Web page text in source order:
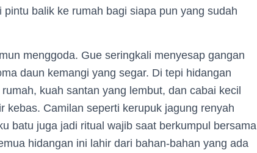
pintu balik ke rumah bagi siapa pun yang sudah
menggoda. Gue seringkali menyesap gangan
daun kemangi yang segar. Di tepi hidangan
kuah santan yang lembut, dan cabai kecil
kebas. Camilan seperti kerupuk jagung renyah
batu juga jadi ritual wajib saat berkumpul bersama
hidangan ini lahir dari bahan-bahan yang ada